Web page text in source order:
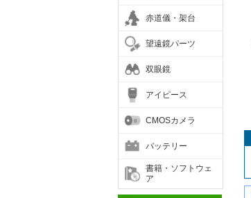
赤道儀・架台
望遠鏡パーツ
双眼鏡
アイピース
CMOSカメラ
バッテリー
書籍・ソフトウェ
ア